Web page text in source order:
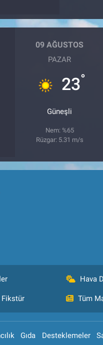
09 AĞUSTOS
PAZAR
23°
Güneşli
Nem: %65
Rüzgar: 5.31 m/s
Hava
Fikstür Tüm
Gıda Desteklemeler